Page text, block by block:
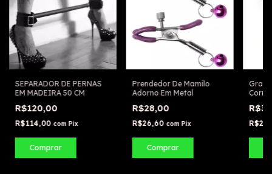
SEPARADOR DE PERNAS
EM MADEIRA 50 CM
R$120,00
R$114,00 com Pix
Prendedor De Mamilo
Adorno Em Metal
R$28,00
R$26,60 com Pix